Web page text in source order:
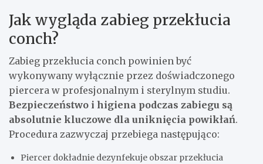
Jak wygląda zabieg przekłucia
conch?
Zabieg przekłucia conch powinien być
wykonywany wyłącznie przez doświadczonego
piercera w profesjonalnym i sterylnym studiu.
Bezpieczeństwo i higiena podczas zabiegu są
absolutnie kluczowe dla uniknięcia powikłań.
Procedura zazwyczaj przebiega następująco:
Piercer dokładnie dezynfekuje obszar przekłucia